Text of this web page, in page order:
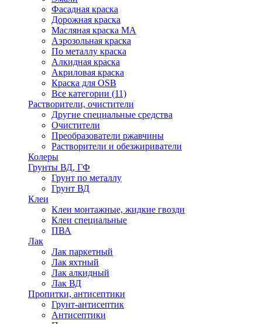
Фасадная краска
Дорожная краска
Масляная краска МА
Аэрозольная краска
По металлу краска
Алкидная краска
Акриловая краска
Краска для OSB
Все категории (11)
Растворители, очистители
Другие специальные средства
Очистители
Преобразователи ржавчины
Растворители и обезжириватели
Колеры
Грунты ВД, ГФ
Грунт по металлу
Грунт ВД
Клеи
Клеи монтажные, жидкие гвозди
Клеи специальные
ПВА
Лак
Лак паркетный
Лак яхтный
Лак алкидный
Лак ВД
Пропитки, антисептики
Грунт-антисептик
Антисептики